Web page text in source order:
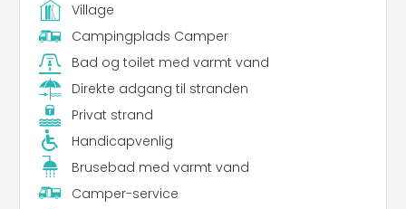
Village
Campingplads Camper
Bad og toilet med varmt vand
Direkte adgang til stranden
Privat strand
Handicapvenlig
Brusebad med varmt vand
Camper-service